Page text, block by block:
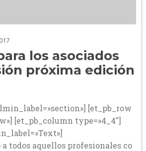
los asociados
próxima edición
[et_pb_row
[et_pb_column type=»4_4″]
todos aquellos profesionales co